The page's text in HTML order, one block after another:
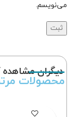
می‌نویسم.
دیگران مشاهده
محصولات